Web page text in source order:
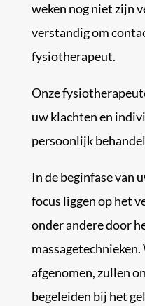
weken nog niet zijn
verstandig om
fysiotherapeut.
Onze
uw klachten en
persoonlijk
In de beginfase van
focus liggen op het
onder andere door
afgenomen, zullen
begeleiden bij het